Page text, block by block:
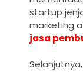
startup
marketing
jasa